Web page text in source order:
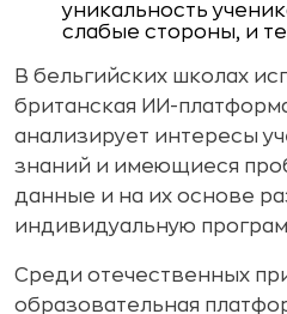
уникальность
слабые стороны, и
В бельгийских школах
британская ИИ-
анализирует интересы
знаний и имеющиеся
данные и на их основе
индивидуальную
Среди отечественных
образовательная